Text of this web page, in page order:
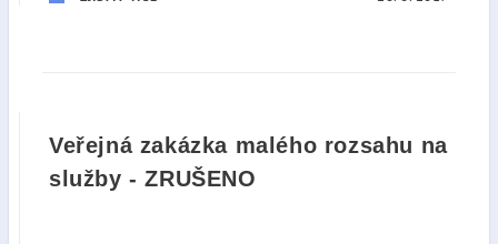
Veřejná zakázka malého rozsahu na
služby - ZRUŠENO